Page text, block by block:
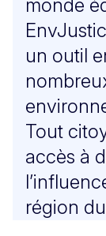
monde
un outil
Tout
accès à
région